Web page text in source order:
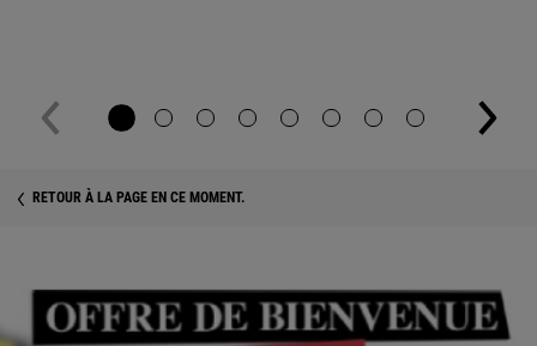
RETOUR À LA PAGE EN CE MOMENT.